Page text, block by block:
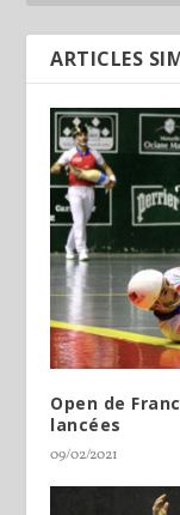
ARTICLES
Open de
lancées
09/02/2021